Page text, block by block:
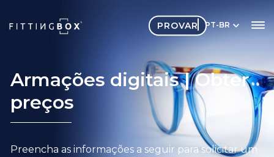
PT-BR
PROVAR
Armações digitais | Obter
preços
Preencha as informações a seguir para solicitar um